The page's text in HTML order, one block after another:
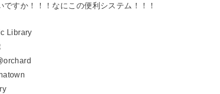
すか！！！なにこの便利システム！！！
Library